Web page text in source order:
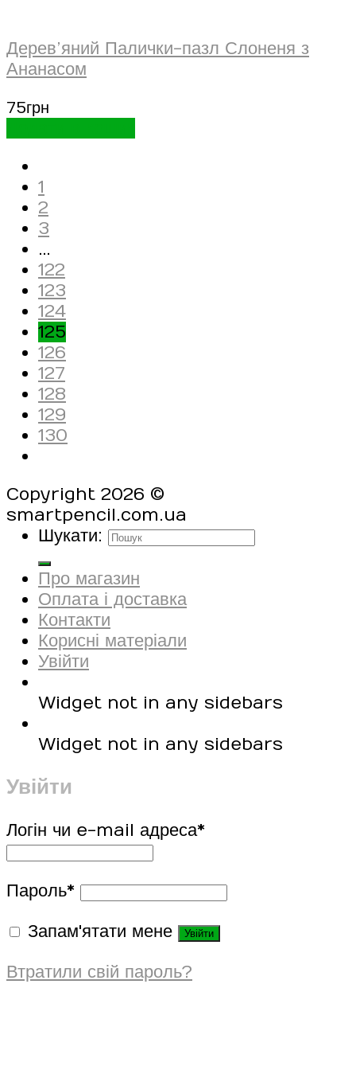
Дерев’яний Палички-пазл Слоненя з
Ананасом
75грн
1
2
3
…
122
123
124
125
126
127
128
129
130
Copyright 2026 ©
smartpencil.com.ua
Шукати:
Про магазин
Оплата і доставка
Контакти
Корисні матеріали
Увійти
Widget not in any sidebars
Widget not in any sidebars
Увійти
Логін чи e-mail адреса*
Пароль*
Запам'ятати мене
Увійти
Втратили свій пароль?